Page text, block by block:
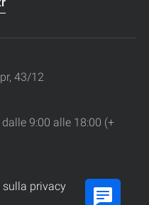
43/12
9:00 alle 18:00 (+
sulla privacy